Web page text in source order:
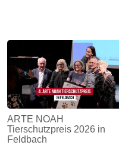
ARTE NOAH
Tierschutzpreis 2026 in
Feldbach